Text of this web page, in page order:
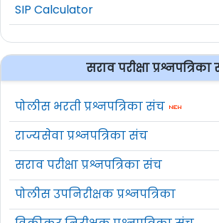
SIP Calculator
सराव परीक्षा
पोलीस भरती प्रश्नपत्रिका संच
राज्यसेवा प्रश्नपत्रिका संच
सराव परीक्षा प्रश्नपत्रिका संच
पोलीस उपनिरीक्षक प्रश्नपत्रिका